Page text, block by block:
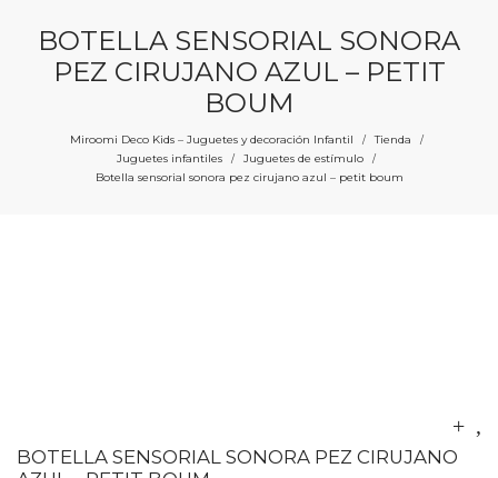
BOTELLA SENSORIAL SONORA
PEZ CIRUJANO AZUL – PETIT
BOUM
Miroomi Deco Kids – Juguetes y decoración Infantil / Tienda /
Juguetes infantiles / Juguetes de estímulo /
Botella sensorial sonora pez cirujano azul – petit boum
BOTELLA SENSORIAL SONORA PEZ CIRUJANO